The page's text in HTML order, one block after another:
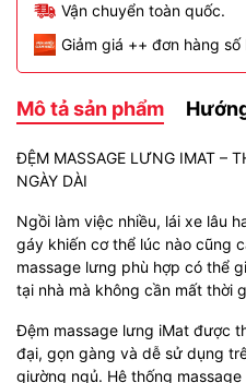
Vận chuyển toàn quốc.
Giảm giá ++ đơn hàng số
Mô tả sản phẩm
ĐỆM MASSAGE LƯNG IMAT –
NGÀY DÀI
Ngồi làm việc nhiều, lái xe lâu
gáy khiến cơ thể lúc nào cũng
massage lưng phù hợp có thể
tại nhà mà không cần mất thời
Đệm massage lưng iMat được
đại, gọn gàng và dễ sử dụng
giường ngủ. Hệ thống